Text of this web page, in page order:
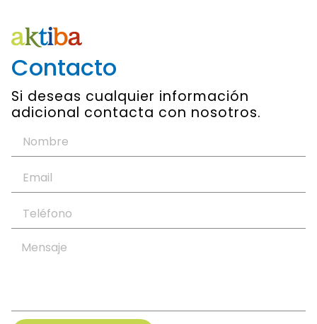
Contacto
Si deseas cualquier información
adicional contacta con nosotros.